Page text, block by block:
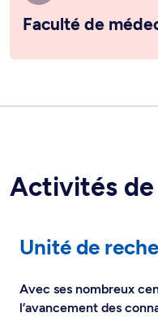
Faculté de
Activités
Unité de
Avec ses nombreux
l’avancement des